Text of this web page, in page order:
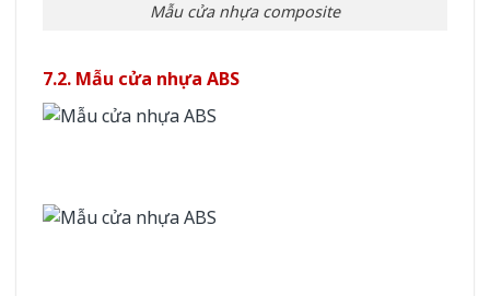
Mẫu cửa nhựa composite
7.2. Mẫu cửa nhựa ABS